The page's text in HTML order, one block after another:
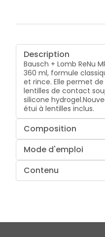
Description
Bausch + Lomb ReNu
360 ml, formule
et rince. Elle permet
lentilles de contact
silicone
étui à lentilles inclus.
Composition
Mode d'emploi
Contenu